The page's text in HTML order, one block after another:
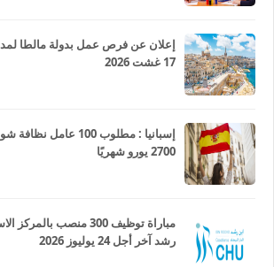
إعلان عن فرص عمل بدولة مالطا
17 غشت 2026
إسبانيا : مطلوب 100
2700 يورو شهريًا
مباراة توظيف 300 منصب
رشد آخر أجل 24 يوليوز 2026